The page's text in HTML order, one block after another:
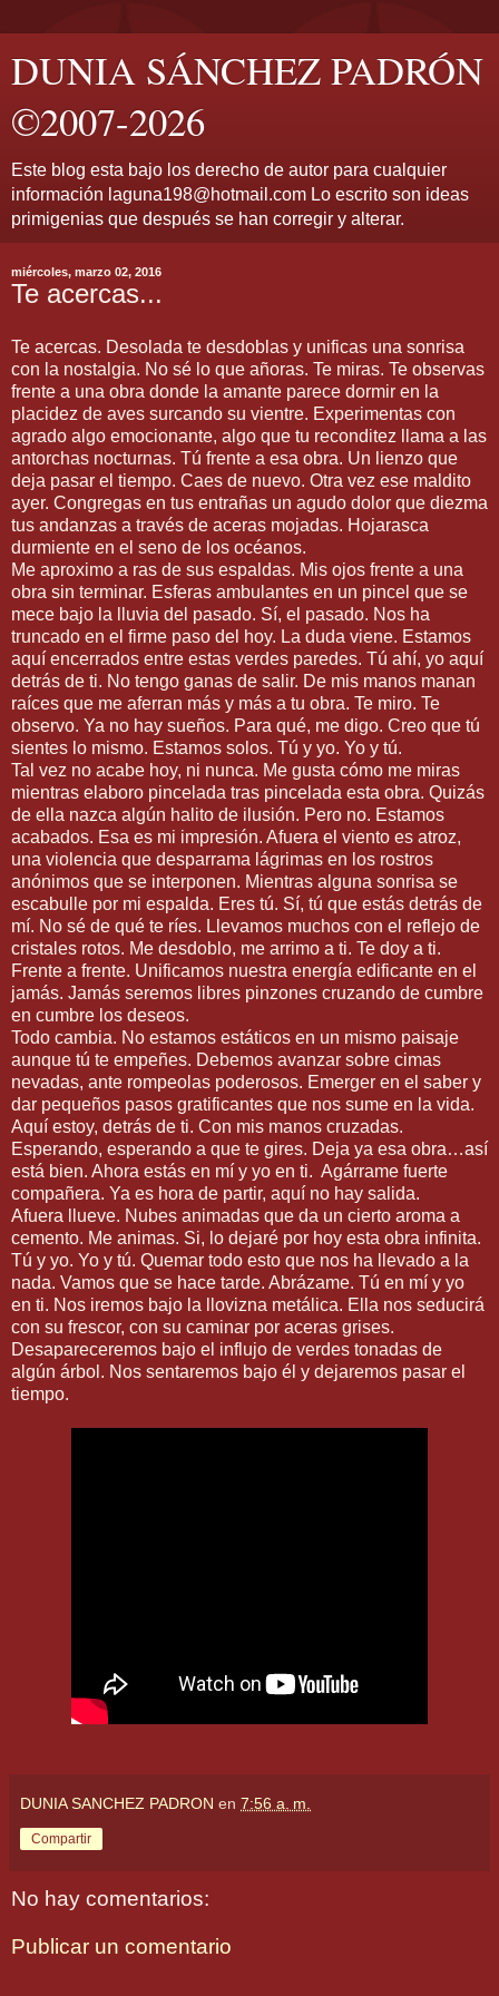
DUNIA SÁNCHEZ PADRÓN
©2007-2026
Este blog esta bajo los derecho de autor para cualquier
información laguna198@hotmail.com Lo escrito son ideas
primigenias que después se han corregir y alterar.
miércoles, marzo 02, 2016
Te acercas...
Te acercas. Desolada te desdoblas y unificas una sonrisa
con la nostalgia. No sé lo que añoras. Te miras. Te observas
frente a una obra donde la amante parece dormir en la
placidez de aves surcando su vientre. Experimentas con
agrado algo emocionante, algo que tu reconditez llama a las
antorchas nocturnas. Tú frente a esa obra. Un lienzo que
deja pasar el tiempo. Caes de nuevo. Otra vez ese maldito
ayer. Congregas en tus entrañas un agudo dolor que diezma
tus andanzas a través de aceras mojadas. Hojarasca
durmiente en el seno de los océanos.
Me aproximo a ras de sus espaldas. Mis ojos frente a una
obra sin terminar. Esferas ambulantes en un pincel que se
mece bajo la lluvia del pasado. Sí, el pasado. Nos ha
truncado en el firme paso del hoy. La duda viene. Estamos
aquí encerrados entre estas verdes paredes. Tú ahí, yo aquí
detrás de ti. No tengo ganas de salir. De mis manos manan
raíces que me aferran más y más a tu obra. Te miro. Te
observo. Ya no hay sueños. Para qué, me digo. Creo que tú
sientes lo mismo. Estamos solos. Tú y yo. Yo y tú.
Tal vez no acabe hoy, ni nunca. Me gusta cómo me miras
mientras elaboro pincelada tras pincelada esta obra. Quizás
de ella nazca algún halito de ilusión. Pero no. Estamos
acabados. Esa es mi impresión. Afuera el viento es atroz,
una violencia que desparrama lágrimas en los rostros
anónimos que se interponen. Mientras alguna sonrisa se
escabulle por mi espalda. Eres tú. Sí, tú que estás detrás de
mí. No sé de qué te ríes. Llevamos muchos con el reflejo de
cristales rotos. Me desdoblo, me arrimo a ti. Te doy a ti.
Frente a frente. Unificamos nuestra energía edificante en el
jamás. Jamás seremos libres pinzones cruzando de cumbre
en cumbre los deseos.
Todo cambia. No estamos estáticos en un mismo paisaje
aunque tú te empeñes. Debemos avanzar sobre cimas
nevadas, ante rompeolas poderosos. Emerger en el saber y
dar pequeños pasos gratificantes que nos sume en la vida.
Aquí estoy, detrás de ti. Con mis manos cruzadas.
Esperando, esperando a que te gires. Deja ya esa obra…así
está bien. Ahora estás en mí y yo en ti. Agárrame fuerte
compañera. Ya es hora de partir, aquí no hay salida.
Afuera llueve. Nubes animadas que da un cierto aroma a
cemento. Me animas. Si, lo dejaré por hoy esta obra infinita.
Tú y yo. Yo y tú. Quemar todo esto que nos ha llevado a la
nada. Vamos que se hace tarde. Abrázame. Tú en mí y yo
en ti. Nos iremos bajo la llovizna metálica. Ella nos seducirá
con su frescor, con su caminar por aceras grises.
Desapareceremos bajo el influjo de verdes tonadas de
algún árbol. Nos sentaremos bajo él y dejaremos pasar el
tiempo.
DUNIA SANCHEZ PADRON en 7:56 a. m.
Compartir
No hay comentarios:
Publicar un comentario